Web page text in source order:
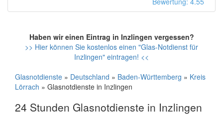
Haben wir einen Eintrag in Inzlingen vergessen?
>> Hier können Sie kostenlos einen "Glas-Notdienst für
Inzlingen" eintragen! <<
Glasnotdienste » Deutschland » Baden-Württemberg » Kreis
Lörrach » Glasnotdienste in Inzlingen
24 Stunden Glasnotdienste in Inzlingen